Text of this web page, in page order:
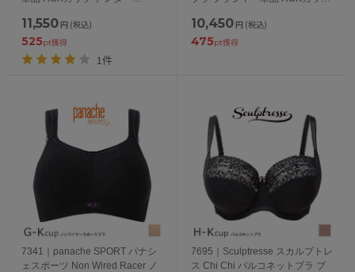
11,550 円 (税込)
525pt獲得
1件
10,450 円 (税込)
475pt獲得
7341｜panache SPORT パナシ
ェスポーツ Non Wired Racer ノ
7695｜Sculptresse スカルプトレ
ス Chi Chi バルコネットブラ ブ